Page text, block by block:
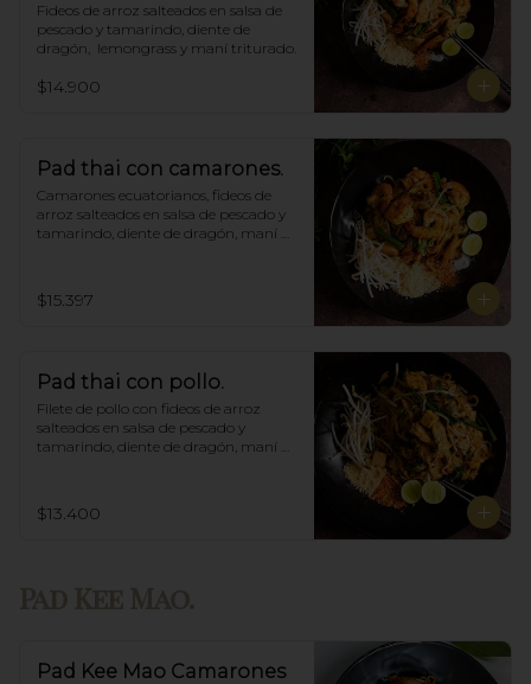
Fideos de arroz salteados en salsa de
pescado y tamarindo, diente de
dragón,  lemongrass y maní triturado.
$14.900
Pad thai con camarones.
Camarones ecuatorianos, fideos de
arroz salteados en salsa de pescado y
tamarindo, diente de dragón, maní
$15.397
Pad thai con pollo.
Filete de pollo con fideos de arroz
salteados en salsa de pescado y
tamarindo, diente de dragón, maní
$13.400
Pad Kee Mao Camarones